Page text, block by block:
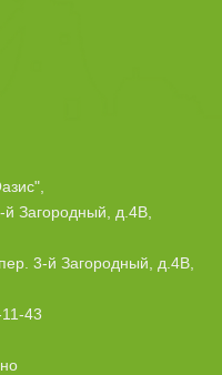
Загородный, д.4В,
3-й Загородный, д.4В,
43